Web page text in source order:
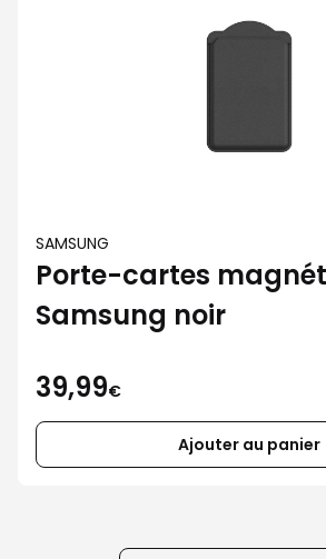
SAMSUNG
Porte-cartes
Samsung noir
39,99€
Ajouter au panier